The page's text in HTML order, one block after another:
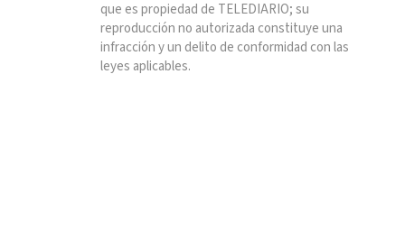
que es propiedad de TELEDIARIO; su
reproducción no autorizada constituye una
infracción y un delito de conformidad con las
leyes aplicables.